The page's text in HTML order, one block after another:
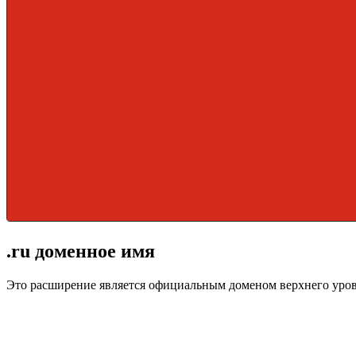
.ru доменное имя
Это расширение является официальным доменом верхнего